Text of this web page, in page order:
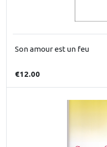
Son amour est un feu
€12.00